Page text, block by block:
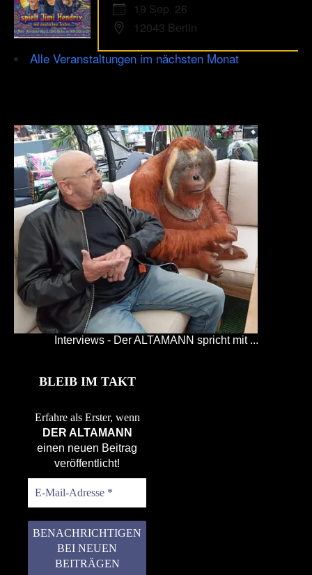
19 Sep. 26
12043 Berlin
Alle Veranstaltungen im nächsten Monat
Interviews - Der ALTAMANN spricht mit ...
BLEIB IM TAKT
Erfahre als Erster, wenn
DER ALTAMANN
einen neuen Beitrag
veröffentlicht!